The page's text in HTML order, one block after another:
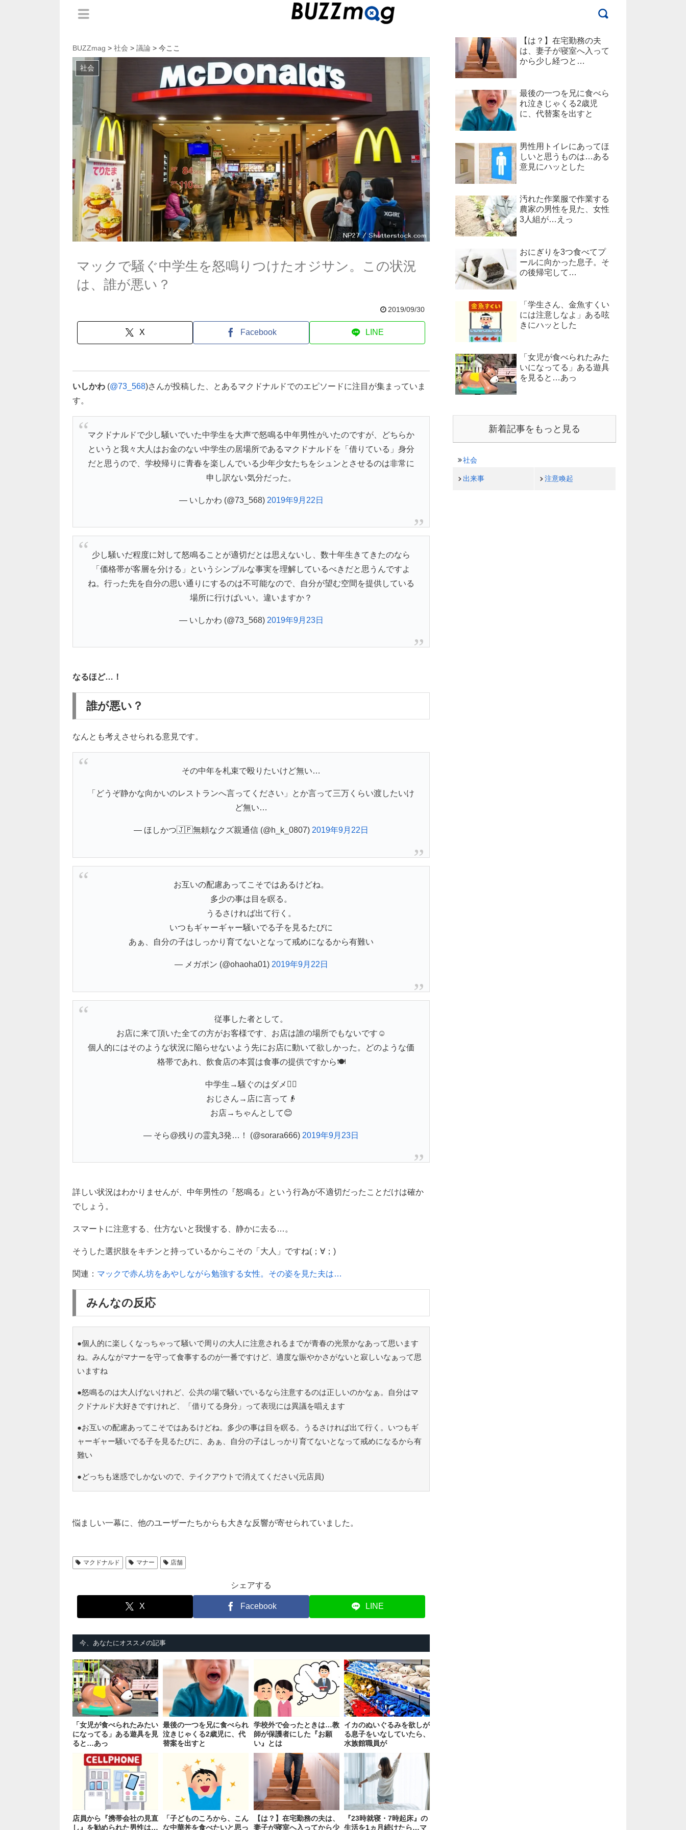
BUZZmag > 社会 > 議論 > 今ここ
社会
マックで騒ぐ中学生を怒鳴りつけたオジサン。この状況
は、誰が悪い？
2019/09/30
X Facebook LINE
いしかわ (@73_568)さんが投稿した、とあるマクドナルドでのエピソードに注目が集まっていま
す。
マクドナルドで少し騒いでいた中学生を大声で怒鳴る中年男性がいたのですが、どちらか
というと我々大人はお金のない中学生の居場所であるマクドナルドを「借りている」身分
だと思うので、学校帰りに青春を楽しんでいる少年少女たちをシュンとさせるのは非常に
申し訳ない気分だった。
— いしかわ (@73_568) 2019年9月22日
少し騒いだ程度に対して怒鳴ることが適切だとは思えないし、数十年生きてきたのなら
「価格帯が客層を分ける」というシンプルな事実を理解しているべきだと思うんですよ
ね。行った先を自分の思い通りにするのは不可能なので、自分が望む空間を提供している
場所に行けばいい。違いますか？
— いしかわ (@73_568) 2019年9月23日
なるほど…！
誰が悪い？
なんとも考えさせられる意見です。
その中年を札束で殴りたいけど無い…
「どうぞ静かな向かいのレストランへ言ってください」とか言って三万くらい渡したいけ
ど無い…
— ほしかつ🇯🇵無頼なクズ親通信 (@h_k_0807) 2019年9月22日
お互いの配慮あってこそではあるけどね。
多少の事は目を瞑る。
うるさければ出て行く。
いつもギャーギャー騒いでる子を見るたびに
あぁ、自分の子はしっかり育てないとなって戒めになるから有難い
— メガポン (@ohaoha01) 2019年9月22日
従事した者として。
お店に来て頂いた全ての方がお客様です、お店は誰の場所でもないです☺️
個人的にはそのような状況に陥らせないよう先にお店に動いて欲しかった。どのような価
格帯であれ、飲食店の本質は食事の提供ですから🍽
中学生→騒ぐのはダメ🙅‍♂️
おじさん→店に言って👴
お店→ちゃんとして😊
— そら@残りの霊丸3発…！ (@sorara666) 2019年9月23日
詳しい状況はわかりませんが、中年男性の『怒鳴る』という行為が不適切だったことだけは確か
でしょう。
スマートに注意する、仕方ないと我慢する、静かに去る…。
そうした選択肢をキチンと持っているからこその「大人」ですね(；∀；)
関連： マックで赤ん坊をあやしながら勉強する女性。その姿を見た夫は…
みんなの反応
●個人的に楽しくなっちゃって騒いで周りの大人に注意されるまでが青春の光景かなあって思います
ね。みんながマナーを守って食事するのが一番ですけど、適度な賑やかさがないと寂しいなぁって思
いますね
●怒鳴るのは大人げないけれど、公共の場で騒いでいるなら注意するのは正しいのかなぁ。自分はマ
クドナルド大好きですけれど、「借りてる身分」って表現には異議を唱えます
●お互いの配慮あってこそではあるけどね。多少の事は目を瞑る。うるさければ出て行く。いつもギ
ャーギャー騒いでる子を見るたびに、あぁ、自分の子はしっかり育てないとなって戒めになるから有
難い
●どっちも迷惑でしかないので、テイクアウトで消えてください(元店員)
悩ましい一幕に、他のユーザーたちからも大きな反響が寄せられていました。
マクドナルド マナー 店舗
シェアする
X Facebook LINE
今、あなたにオススメの記事
「女児が食べられたみたい
になってる」ある遊具を見
ると…あっ
最後の一つを兄に食べられ
泣きじゃくる2歳児に、代
替案を出すと
学校外で会ったときは…教
師が保護者にした『お願
い』とは
イカのぬいぐるみを欲しが
る息子をいなしていたら、
水族館職員が
店員から『携帯会社の見直
し』を勧められた男性は…
「子どものころから、こん
な中華丼を食べたいと思っ
【は？】在宅勤務の夫は、
妻子が寝室へ入ってから少
『23時就寝・7時起床』の
生活を1ヵ月続けたら…マ
【は？】在宅勤務の夫
は、妻子が寝室へ入って
から少し経つと…
最後の一つを兄に食べら
れ泣きじゃくる2歳児
に、代替案を出すと
男性用トイレにあってほ
しいと思うものは…ある
意見にハッとした
汚れた作業服で作業する
農家の男性を見た、女性
3人組が…えっ
おにぎりを3つ食べてプ
ールに向かった息子。そ
の後帰宅して…
「学生さん、金魚すくい
には注意しなよ」ある呟
きにハッとした
「女児が食べられたみた
いになってる」ある遊具
を見ると…あっ
新着記事をもっと見る
社会
出来事 注意喚起